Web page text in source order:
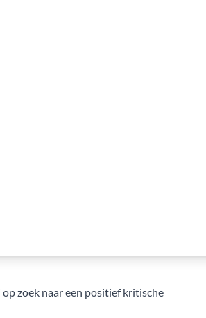
zoek naar een positief kritische